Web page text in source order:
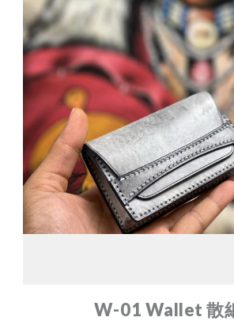
W-01 Wallet 散